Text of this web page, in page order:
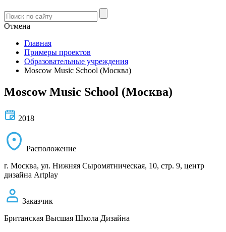
Отмена
Главная
Примеры проектов
Образовательные учреждения
Moscow Music School (Москва)
Moscow Music School (Москва)
2018
Расположение
г. Москва, ул. Нижняя Сыромятническая, 10, стр. 9, центр
дизайна Artplay
Заказчик
Британская Высшая Школа Дизайна